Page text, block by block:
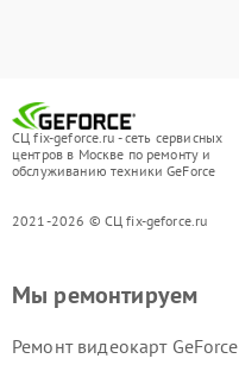
СЦ fix-geforce.ru - сеть сервисных
центров в Москве по ремонту и
обслуживанию техники GeForce
2021-2026 © СЦ fix-geforce.ru
Мы ремонтируем
Ремонт видеокарт GeForce